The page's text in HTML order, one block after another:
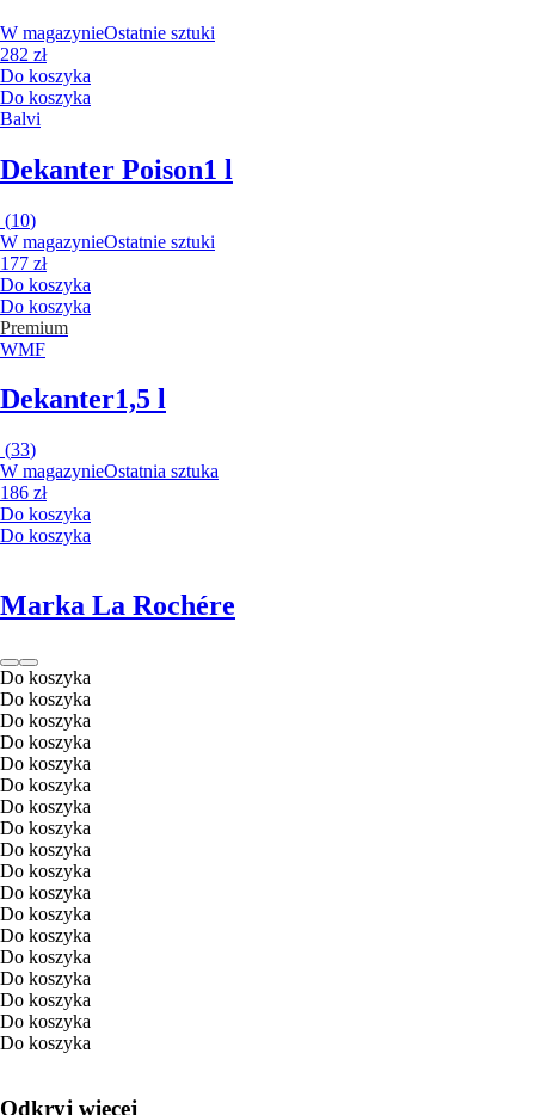
W magazynieOstatnie sztuki
282 zł
Do koszyka
Do koszyka
Balvi
Dekanter Poison1 l
(10)
W magazynieOstatnie sztuki
177 zł
Do koszyka
Do koszyka
Premium
WMF
Dekanter1,5 l
(33)
W magazynieOstatnia sztuka
186 zł
Do koszyka
Do koszyka
Marka La Rochére
Do koszyka
Do koszyka
Do koszyka
Do koszyka
Do koszyka
Do koszyka
Do koszyka
Do koszyka
Do koszyka
Do koszyka
Do koszyka
Do koszyka
Do koszyka
Do koszyka
Do koszyka
Do koszyka
Do koszyka
Do koszyka
Odkryj więcej